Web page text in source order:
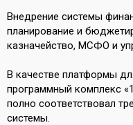
Внедрение системы
планирование и
казначейство, МСФО и
В качестве платформы
программный комплекс
полно соответствовал
системы.